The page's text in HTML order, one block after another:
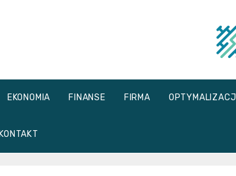
EKONOMIA FINANSE FIRMA
KONTAKT